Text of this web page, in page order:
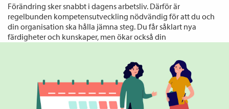
Förändring sker snabbt i dagens arbetsliv. Därför är
regelbunden kompetensutveckling nödvändig för att du och
din organisation ska hålla jämna steg. Du får såklart nya
färdigheter och kunskaper, men ökar också din
Så lyckas du med kompetensutveckling – nycklar till framgång
För att ro kompetensutvecklingen i land behövs en
strukturerad plan: